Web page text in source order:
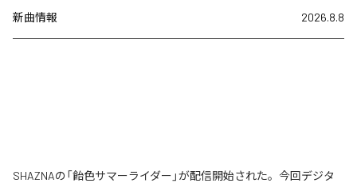
新曲情報 2026.8.8
SHAZNAの「飴色サマーライダー」が配信開始された。今回デジタ